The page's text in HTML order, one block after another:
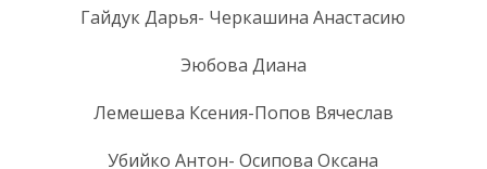
Гайдук Дарья- Черкашина Анастасию
Эюбова Диана
Лемешева Ксения-Попов Вячеслав
Убийко Антон- Осипова Оксана